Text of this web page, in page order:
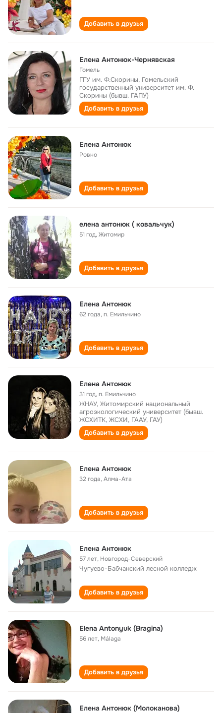
Добавить в друзья
Елена Антонюк-Чернявская
Гомель
ГГУ им. Ф.Скорины, Гомельский
государственный университет им. Ф.
Скорины (бывш. ГАПУ)
Добавить в друзья
Елена Антонюк
Ровно
Добавить в друзья
елена антонюк ( ковальчук)
51 год,Житомир
Добавить в друзья
Елена Антонюк
62 года,п. Емильчино
Добавить в друзья
Елена Антонюк
31 год,п. Емильчино
ЖНАУ, Житомирский национальный
агроэкологический университет (бывш.
ЖСХИТК, ЖСХИ, ГААУ, ГАУ)
Добавить в друзья
Елена Антонюк
32 года,Алма-Ата
Добавить в друзья
Елена Антонюк
57 лет, Новгород-Северский
Чугуево-Бабчанский лесной колледж
Добавить в друзья
Elena Antonyuk (Bragina)
56 лет, Málaga
Добавить в друзья
Елена Антонюк (Молоканова)